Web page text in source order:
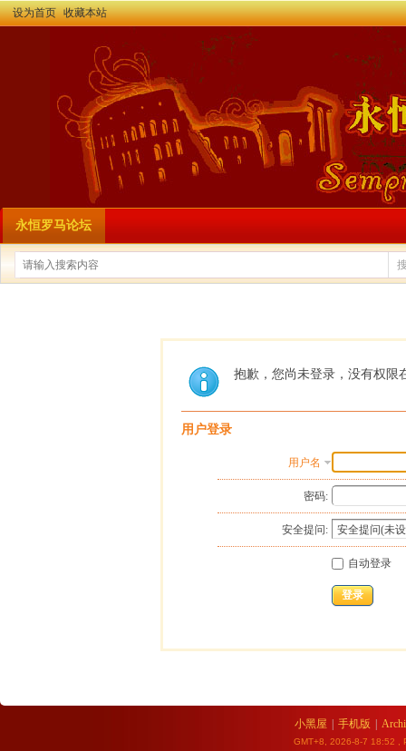
设为首页 收藏本站
永恒罗马论坛
抱歉，您尚未登录，没有权限
用户登录
用户名
密码:
安全提问:
自动登录
登录
小黑屋 手机版
GMT+8, 2026-8-7 18:52 ,